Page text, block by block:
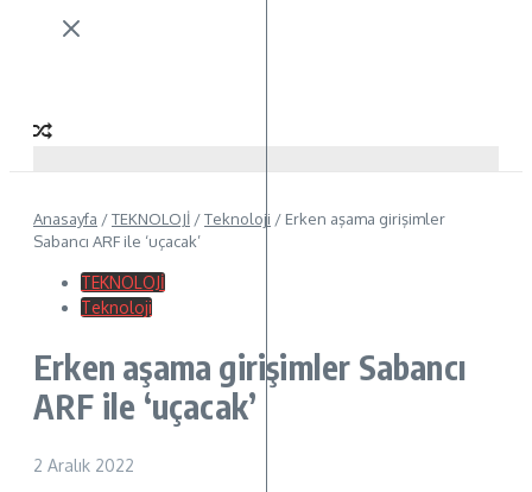
Anasayfa /TEKNOLOJİ /Teknoloji / Erken aşama girişimler
Sabancı ARF ile ‘uçacak’
TEKNOLOJİ
Teknoloji
Erken aşama girişimler Sabancı
ARF ile ‘uçacak’
2 Aralık 2022